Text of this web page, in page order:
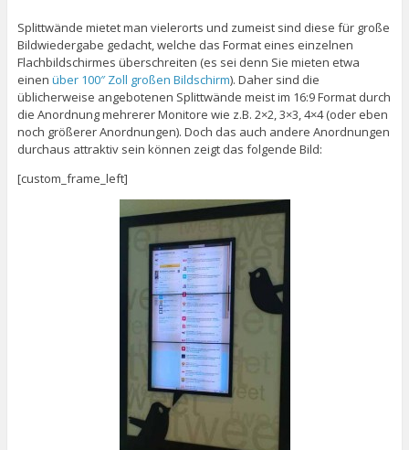
Splittwände mietet man vielerorts und zumeist sind diese für große
Bildwiedergabe gedacht, welche das Format eines einzelnen
Flachbildschirmes überschreiten (es sei denn Sie mieten etwa
einen über 100″ Zoll großen Bildschirm). Daher sind die
üblicherweise angebotenen Splittwände meist im 16:9 Format durch
die Anordnung mehrerer Monitore wie z.B. 2×2, 3×3, 4×4 (oder eben
noch größerer Anordnungen). Doch das auch andere Anordnungen
durchaus attraktiv sein können zeigt das folgende Bild:
[custom_frame_left]